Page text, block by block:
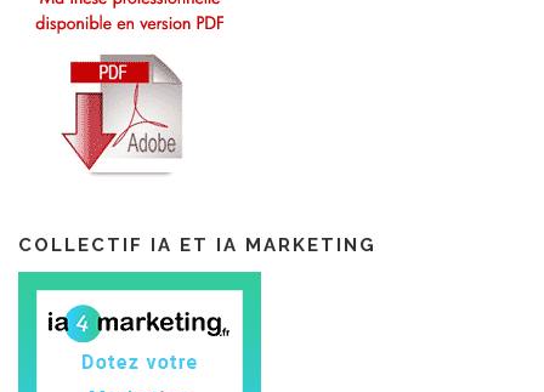
COLLECTIF IA ET IA MARKETING